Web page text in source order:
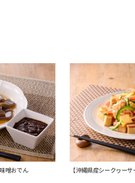
噌おでん 【沖縄県産シークヮー